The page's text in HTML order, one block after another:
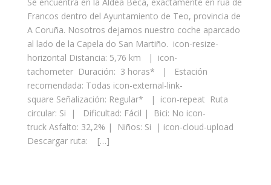
Francos dentro del Ayuntamiento de Teo, provincia de
A Coruña. Nosotros dejamos nuestro coche aparcado
al lado de la Capela do San Martiño. icon-resize-
horizontal Distancia: 5,76 km | icon-
tachometer Duración: 3 horas* | Estación
recomendada: Todas icon-external-link-
square Señalización: Regular* | icon-repeat Ruta
circular: Si | Dificultad: Fácil | Bici: No icon-
truck Asfalto: 32,2% | Niños: Si | icon-cloud-upload
Descargar ruta: […]